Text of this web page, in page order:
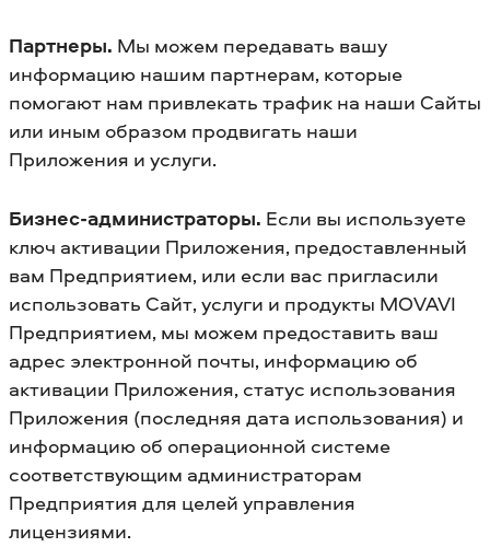
Партнеры. Мы можем передавать вашу
информацию нашим партнерам, которые
помогают нам привлекать трафик на наши Сайты
или иным образом продвигать наши
Приложения и услуги.
Бизнес-администраторы. Если вы используете
ключ активации Приложения, предоставленный
вам Предприятием, или если вас пригласили
использовать Сайт, услуги и продукты MOVAVI
Предприятием, мы можем предоставить ваш
адрес электронной почты, информацию об
активации Приложения, статус использования
Приложения (последняя дата использования) и
информацию об операционной системе
соответствующим администраторам
Предприятия для целей управления
лицензиями.